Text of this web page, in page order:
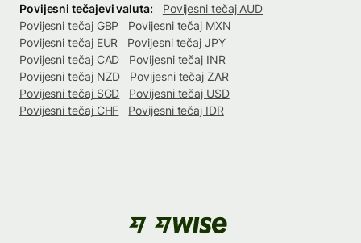
Povijesni tečajevi valuta:
Povijesni tečaj AUD
Povijesni tečaj GBP
Povijesni tečaj MXN
Povijesni tečaj EUR
Povijesni tečaj JPY
Povijesni tečaj CAD
Povijesni tečaj INR
Povijesni tečaj NZD
Povijesni tečaj ZAR
Povijesni tečaj SGD
Povijesni tečaj USD
Povijesni tečaj CHF
Povijesni tečaj IDR